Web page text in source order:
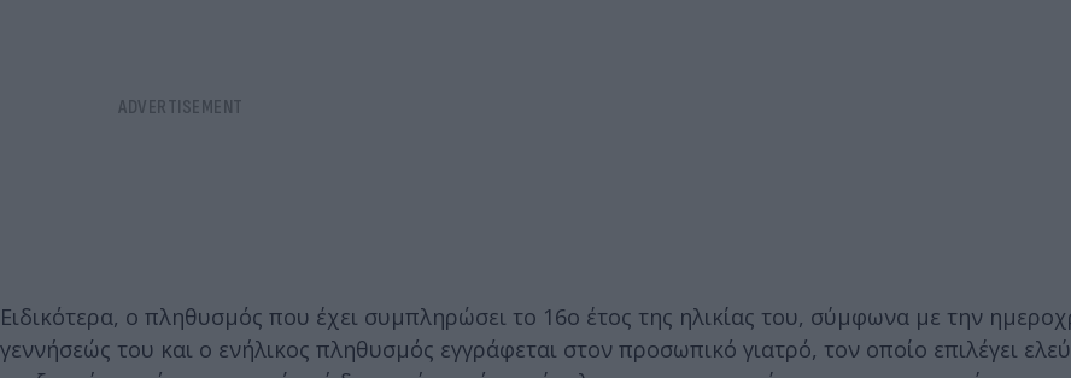
Ειδικότερα, ο πληθυσμός που έχει συμπληρώσει το 16ο έτος της ηλικίας του, σύμφωνα με την
γεννήσεώς του και ο ενήλικος πληθυσμός εγγράφεται στον προσωπικό γιατρό, τον οποίο επιλέγει